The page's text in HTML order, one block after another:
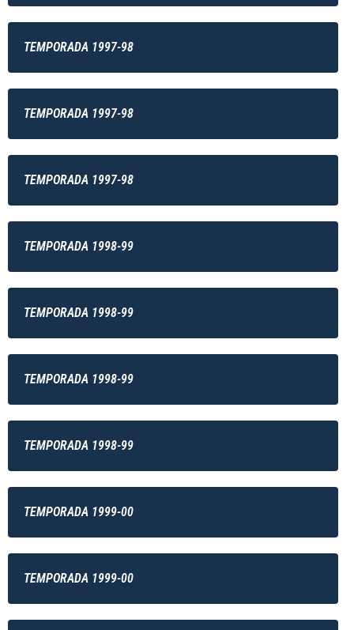
TEMPORADA 1997-98
TEMPORADA 1997-98
TEMPORADA 1997-98
TEMPORADA 1998-99
TEMPORADA 1998-99
TEMPORADA 1998-99
TEMPORADA 1998-99
TEMPORADA 1999-00
TEMPORADA 1999-00